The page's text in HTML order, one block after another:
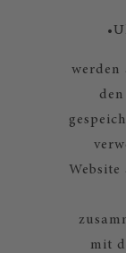
•
werden
Website
mit